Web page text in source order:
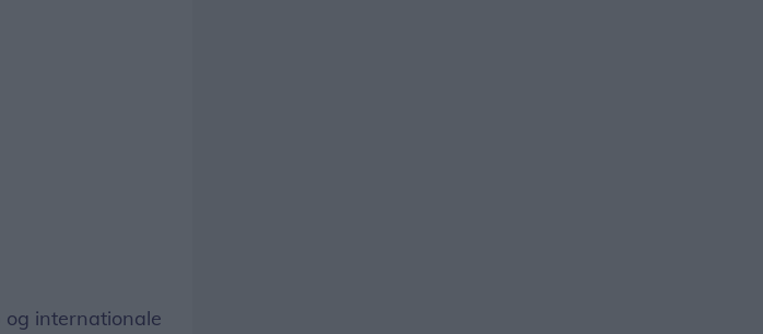
internationale